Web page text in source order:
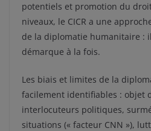
potentiels et promotion du
niveaux, le CICR a une
de la diplomatie humanitaire : il
démarque à la fois.
Les biais et limites de la
facilement identifiables : objet
interlocuteurs politiques,
situations (« facteur CNN »),